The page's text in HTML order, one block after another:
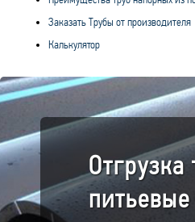
Заказать Трубы от производителя
Калькулятор